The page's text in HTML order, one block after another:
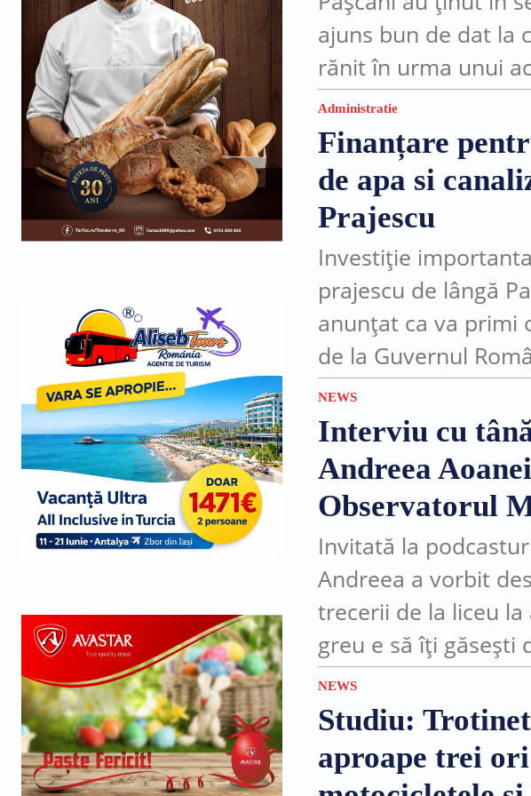
ajuns bun de dat la
rănit în urma unui
trei luni...
Administratie
Finanțare
de apa si
Prajescu
Investiție
prajescu de lângă
anunțat ca va primi
de la Guvernul
pentru extinderea
satul...
NEWS
Interviu cu
Andreea
Observatorul
Invitată la
Andreea a vorbit
trecerii de la liceu la
greu e să îți găsești
conștientizezi că
drum...
NEWS
Studiu:
aproape trei